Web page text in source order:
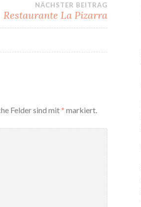
NÄCHSTER BEITRAG
Restaurante La Pizarra
Felder sind mit* markiert.